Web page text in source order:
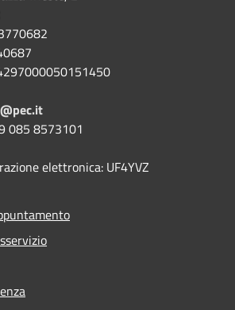
085 8573101
elettronica: UF4YVZ